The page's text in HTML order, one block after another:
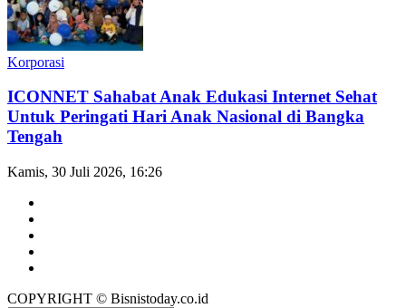
Korporasi
ICONNET Sahabat Anak Edukasi Internet Sehat
Untuk Peringati Hari Anak Nasional di Bangka
Tengah
Kamis, 30 Juli 2026, 16:26
COPYRIGHT © Bisnistoday.co.id